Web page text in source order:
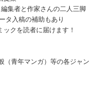
集者と作家さんの二人三脚
タ入稿の補助もあり
ックを読者に届けます！
（青年マンガ）等の各ジャン